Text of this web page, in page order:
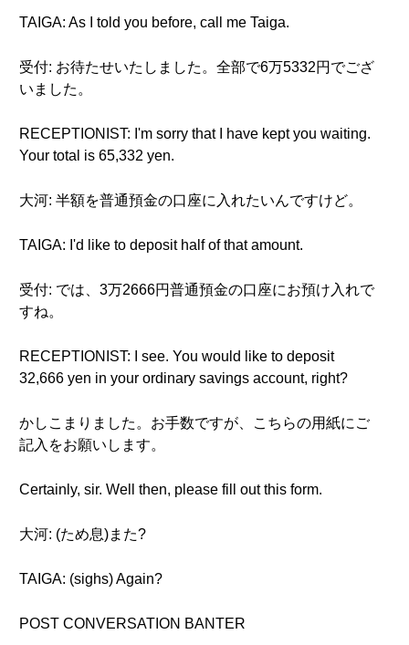
TAIGA: As I told you before, call me Taiga.
受付: お待たせいたしました。全部で6万5332円でござ
いました。
RECEPTIONIST: I'm sorry that I have kept you waiting.
Your total is 65,332 yen.
大河: 半額を普通預金の口座に入れたいんですけど。
TAIGA: I'd like to deposit half of that amount.
受付: では、3万2666円普通預金の口座にお預け入れで
すね。
RECEPTIONIST: I see. You would like to deposit
32,666 yen in your ordinary savings account, right?
かしこまりました。お手数ですが、こちらの用紙にご
記入をお願いします。
Certainly, sir. Well then, please fill out this form.
大河: (ため息)また?
TAIGA: (sighs) Again?
POST CONVERSATION BANTER